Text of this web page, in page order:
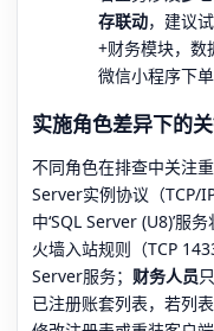
存联动，建议
+财务模块，数
微信小程序下
实施角色差异下的
不同角色在排查中关注重
Server实例协议（TCP/
中‘SQL Server (U8)’服务
火墙入站规则（TCP
Server服务； 财务人员
已注册账套列表，若列